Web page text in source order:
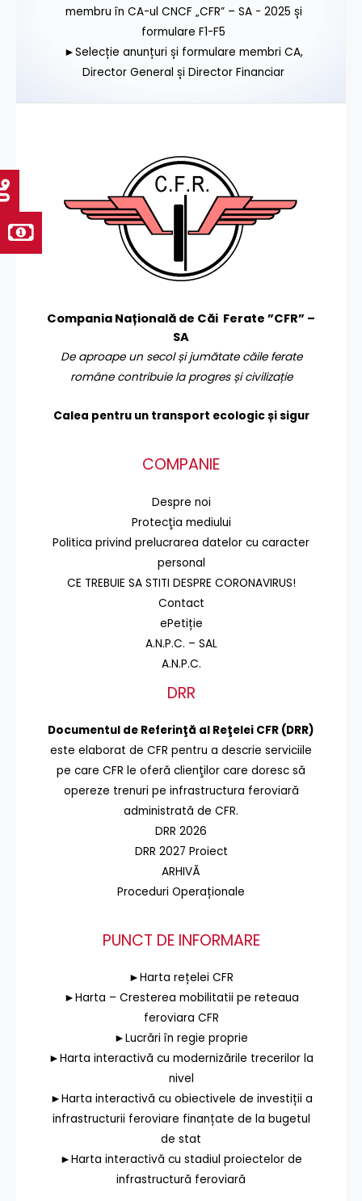
membru în CA-ul CNCF „CFR” – SA - 2025 și
formulare F1-F5
►Selecție anunțuri și formulare membri CA,
Director General și Director Financiar
Compania Națională de Căi Ferate ”CFR” –
SA
De aproape un secol și jumătate căile ferate
române contribuie la progres și civilizație
Calea pentru un transport ecologic și sigur
COMPANIE
Despre noi
Protecţia mediului
Politica privind prelucrarea datelor cu caracter
personal
CE TREBUIE SA STITI DESPRE CORONAVIRUS!
Contact
ePetiție
A.N.P.C. – SAL
A.N.P.C.
DRR
Documentul de Referinţă al Reţelei CFR (DRR)
este elaborat de CFR pentru a descrie serviciile
pe care CFR le oferă clienţilor care doresc să
opereze trenuri pe infrastructura feroviară
administrată de CFR.
DRR 2026
DRR 2027 Proiect
ARHIVĂ
Proceduri Operaționale
PUNCT DE INFORMARE
►Harta rețelei CFR
►Harta – Cresterea mobilitatii pe reteaua
feroviara CFR
►Lucrări în regie proprie
►Harta interactivă cu modernizările trecerilor la
nivel
►Harta interactivă cu obiectivele de investiții a
infrastructurii feroviare finanțate de la bugetul
de stat
►Harta interactivă cu stadiul proiectelor de
infrastructură feroviară